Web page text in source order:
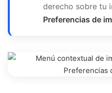
derecho sobre tu
Preferencias de